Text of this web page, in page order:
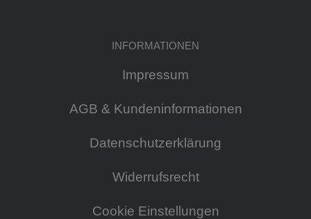
INFORMATIONEN
Impressum
AGB & Kundeninformationen
Datenschutzerklärung
Widerrufsrecht
Cookie Einstellungen